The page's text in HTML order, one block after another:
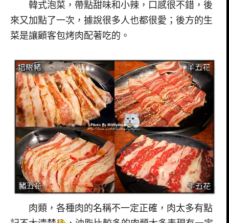
韓式泡菜，帶點甜味和小辣，口感很不錯，後
來又加點了一次，據說很多人也都很愛；後方的生
菜是讓顧客包烤肉配著吃的。
肉類，各種肉的名稱不一定正確，肉太多有點